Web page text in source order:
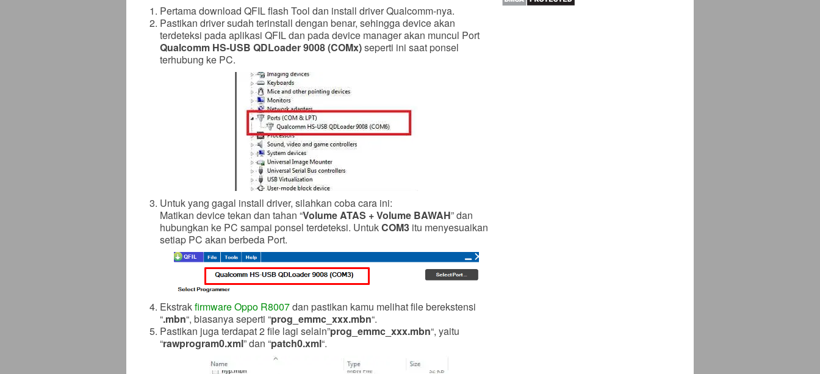
Pertama download QFIL flash Tool dan install driver Qualcomm-nya.
Pastikan driver sudah terinstall dengan benar, sehingga device akan
terdeteksi pada aplikasi QFIL dan pada device manager akan muncul Port
Qualcomm HS-USB QDLoader 9008 (COMx)seperti ini saat ponsel
terhubung ke PC.
Untuk yang gagal install driver, silahkan coba cara ini:
Matikan device tekan dan tahan “Volume ATAS + Volume BAWAH” dan
hubungkan ke PC sampai ponsel terdeteksi. UntukCOM3 itu menyesuaikan
setiap PC akan berbeda Port.
Ekstrakfirmware Oppo R8007dan pastikan kamu melihat file berekstensi
“.mbn“, biasanya seperti “prog_emmc_xxx.mbn“.
Pastikan juga terdapat 2 file lagi selain”prog_emmc_xxx.mbn“, yaitu
“rawprogram0.xml” dan “patch0.xml“.